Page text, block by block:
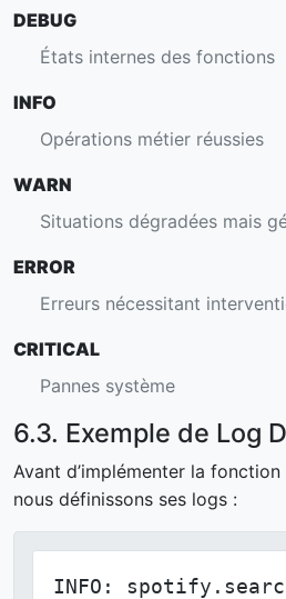
DEBUG
États internes des fonctions
INFO
Opérations métier réussies
WARN
Situations dégradées mais
ERROR
Erreurs nécessitant
CRITICAL
Pannes système
6.3. Exemple de Log
Avant d’implémenter la
nous définissons ses logs :
INFO: